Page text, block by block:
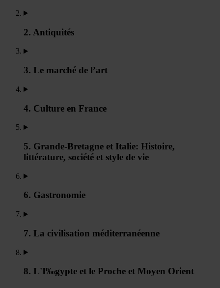
2. Antiquités
3. Le marché de l’art
4. Culture en France
5. Grande-Bretagne et Italie: Histoire,
littérature, société et style de vie
6. Gastronomie
7. La civilisation méditerranéenne
8. L'I‰gypte et le Proche et Moyen Orient